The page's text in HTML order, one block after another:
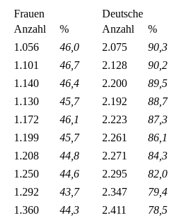
Frauen
Deutsche
Anzahl % Anzahl
%
1.056 46,0 2.075
90,3
1.101 46,7 2.128
90,2
1.140 46,4 2.200
89,5
1.130 45,7 2.192
88,7
1.172 46,1 2.223
87,3
1.199 45,7 2.261
86,1
1.208 44,8 2.271
84,3
1.250 44,6 2.295
82,0
1.292 43,7 2.347
79,4
1.360 44,3 2.411
78,5